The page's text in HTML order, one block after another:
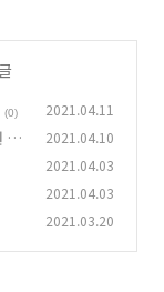
(0) 2021.04.11
총
2021.04.10
2021.04.03
2021.04.03
2021.03.20